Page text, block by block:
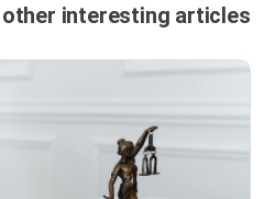
other interesting articles